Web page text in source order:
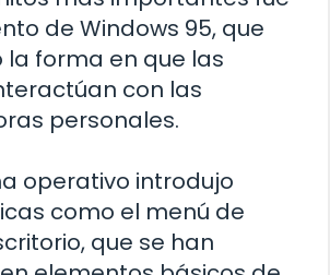
de Windows 95, que
la forma en que las
con las
personales.
operativo introdujo
como el menú de
que se han